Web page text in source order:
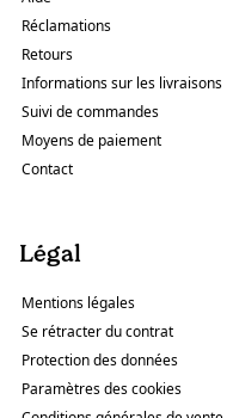
Réclamations
Retours
Informations sur les livraisons
Suivi de commandes
Moyens de paiement
Contact
Légal
Mentions légales
Se rétracter du contrat
Protection des données
Paramètres des cookies